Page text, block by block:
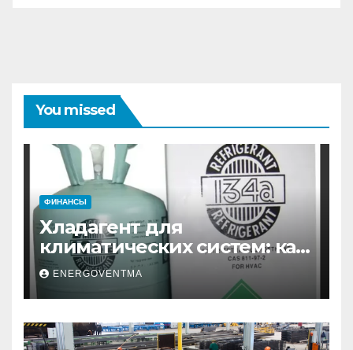
You missed
ФИНАНСЫ
Хладагент для
климатических систем: как
выбрать и купить фреон в
Санкт-Петербурге
ENERGOVENTMA